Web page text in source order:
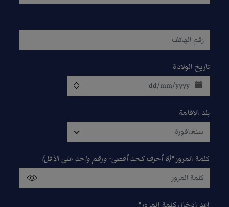
تاريخ الولادة
بلد الإقامة
سنغافورة
كلمة المرور*(8 أحرف كحد أفصى- ورقم واحد على الأقل)